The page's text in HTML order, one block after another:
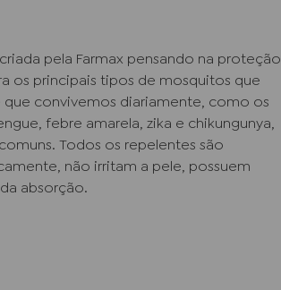
pela Farmax pensando na proteção
os principais tipos de mosquitos que
convivemos diariamente, como os
febre amarela, zika e chikungunya,
Todos os repelentes são
não irritam a pele, possuem
absorção.